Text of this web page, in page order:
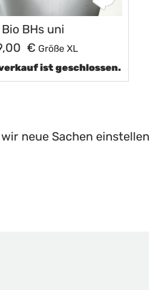
Bio BHs uni
€ Größe XL
ist geschlossen.
neue Sachen